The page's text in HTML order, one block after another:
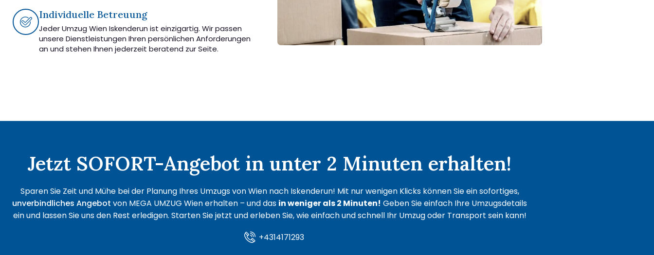
Individuelle Betreuung
Jeder Umzug Wien Iskenderun ist einzigartig. Wir passen
unsere Dienstleistungen Ihren persönlichen Anforderungen
an und stehen Ihnen jederzeit beratend zur Seite.
Jetzt SOFORT-Angebot in unter 2 Minuten erhalten!
Sparen Sie Zeit und Mühe bei der Planung Ihres Umzugs von Wien nach Iskenderun! Mit nur wenigen Klicks können Sie ein sofortiges,
unverbindliches Angebot von MEGA UMZUG Wien erhalten – und das in weniger als 2 Minuten! Geben Sie einfach Ihre Umzugsdetails
ein und lassen Sie uns den Rest erledigen. Starten Sie jetzt und erleben Sie, wie einfach und schnell Ihr Umzug oder Transport sein kann!
+4314171293